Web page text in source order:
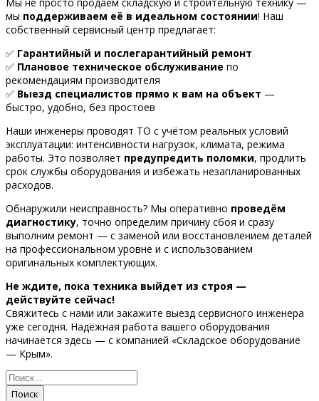
мы поддерживаем её в идеальном состоянии! Наш
собственный сервисный центр предлагает:
✅ Гарантийный и послегарантийный ремонт
✅ Плановое техническое обслуживание по
рекомендациям производителя
✅ Выезд специалистов прямо к вам на объект —
быстро, удобно, без простоев
Наши инженеры проводят ТО с учётом реальных условий
эксплуатации: интенсивности нагрузок, климата, режима
работы. Это позволяет предупредить поломки, продлить
срок службы оборудования и избежать незапланированных
расходов.
Обнаружили неисправность? Мы оперативно проведём
диагностику, точно определим причину сбоя и сразу
выполним ремонт — с заменой или восстановлением деталей
на профессиональном уровне и с использованием
оригинальных комплектующих.
Не ждите, пока техника выйдет из строя —
действуйте сейчас!
Свяжитесь с нами или закажите выезд сервисного инженера
уже сегодня. Надёжная работа вашего оборудования
начинается здесь — с компанией «Складское оборудование
— Крым».
Поиск